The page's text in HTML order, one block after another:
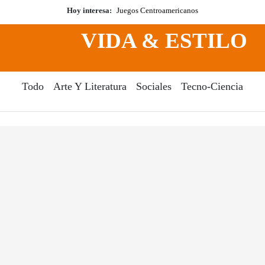
Hoy interesa: Juegos Centroamericanos
VIDA & ESTILO
Todo Arte Y Literatura Sociales Tecno-Ciencia